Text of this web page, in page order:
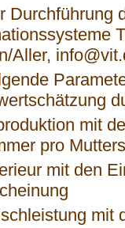
Durchführung
Aller,
mit
pro
mit den
mit